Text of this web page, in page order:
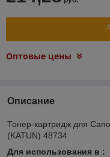
Оптовые цены
Описание
Тонер-картридж для
(KATUN) 48734
Для использования в :